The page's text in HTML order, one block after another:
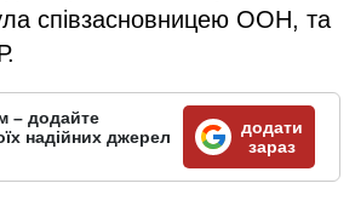
співзасновницею ООН, та
– додайте
надійних джерел
додати
зараз